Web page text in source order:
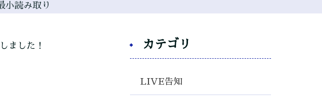
小読み取り
ました！ カテゴリ
LIVE告知